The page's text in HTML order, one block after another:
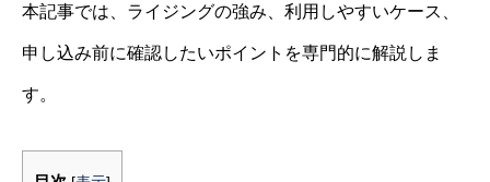
本記事では、ライジングの強み、利用しやすいケース、
申し込み前に確認したいポイントを専門的に解説しま
す。